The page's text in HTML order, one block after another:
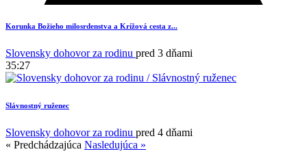
Korunka Božieho milosrdenstva a Krížová cesta z...
Slovensky dohovor za rodinu pred 3 dňami
35:27
Slávnostný ruženec
Slovensky dohovor za rodinu pred 4 dňami
« Predchádzajúca Nasledujúca »